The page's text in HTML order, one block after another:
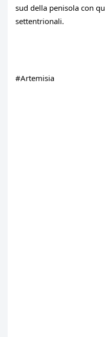
sud della penisola con
settentrionali.
#Artemisia